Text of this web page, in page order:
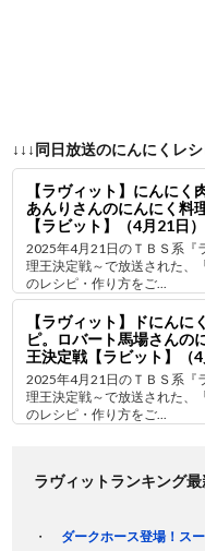
↓↓↓同日放送のにんにくレ
【ラヴィット】にんに
あんりさんのにんにく料
【ラビット】（4月21日）
2025年4月21日のＴＢＳ系『
理王決定戦～で放送された、
のレシピ・作り方をご...
【ラヴィット】ドにんに
ピ。ロバート馬場さんの
王決定戦【ラビット】（4
2025年4月21日のＴＢＳ系『
理王決定戦～で放送された、
のレシピ・作り方をご...
ラヴィットランキング
ダークホース登場！ス